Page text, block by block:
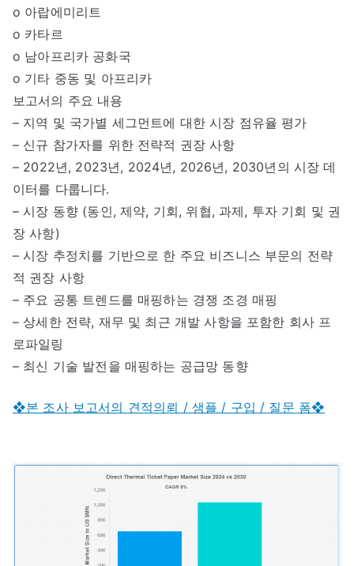
o 아랍에미리트
o 카타르
o 남아프리카 공화국
o 기타 중동 및 아프리카
보고서의 주요 내용
– 지역 및 국가별 세그먼트에 대한 시장 점유율 평가
– 신규 참가자를 위한 전략적 권장 사항
– 2022년, 2023년, 2024년, 2026년, 2030년의 시장 데
이터를 다룹니다.
– 시장 동향 (동인, 제약, 기회, 위협, 과제, 투자 기회 및 권
장 사항)
– 시장 추정치를 기반으로 한 주요 비즈니스 부문의 전략
적 권장 사항
– 주요 공통 트렌드를 매핑하는 경쟁 조경 매핑
– 상세한 전략, 재무 및 최근 개발 사항을 포함한 회사 프
로파일링
– 최신 기술 발전을 매핑하는 공급망 동향
❖본 조사 보고서의 견적의뢰 / 샘플 / 구입 / 질문 폼❖